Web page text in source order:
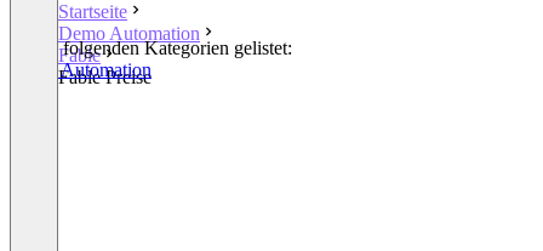
Startseite
Demo Automation
Fable
Fable Preise
In den folgenden Kategorien gelistet:
Demo Automation